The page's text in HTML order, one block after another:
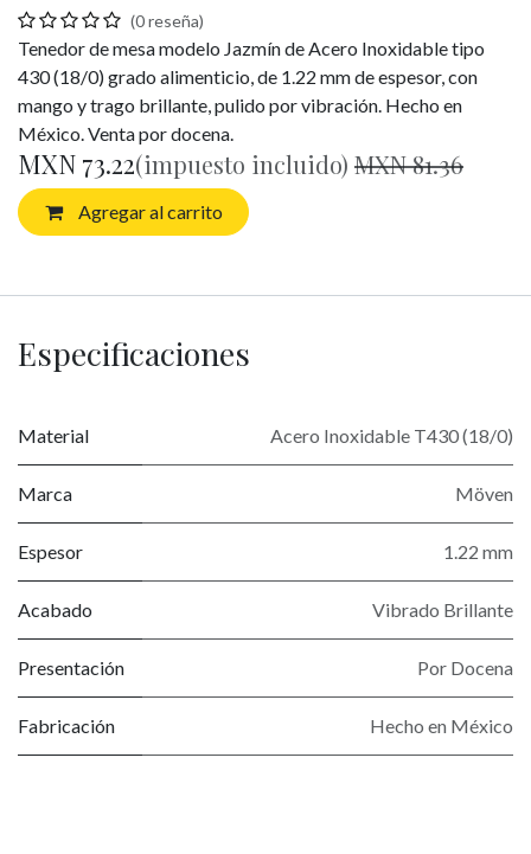
(0 reseña)
Tenedor de mesa modelo Jazmín de Acero Inoxidable tipo
430 (18/0) grado alimenticio, de 1.22 mm de espesor, con
mango y trago brillante, pulido por vibración. Hecho en
México. Venta por docena.
MXN 73.22(impuesto incluido) MXN81.36
Agregar al carrito
Especificaciones
Material Acero Inoxidable T430 (18/0)
Marca Möven
Espesor 1.22 mm
Acabado Vibrado Brillante
Presentación Por Docena
Fabricación Hecho en México